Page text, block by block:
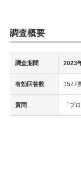
調査概要
調査期間 2023
有効回答数 1527
質問 「プ